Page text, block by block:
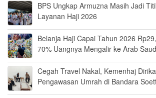
BPS Ungkap Armuzna Masih Jadi
Layanan Haji 2026
Belanja Haji Capai Tahun 2026
70% Uangnya Mengalir ke Arab
Cegah Travel Nakal, Kemenhaj
Pengawasan Umrah di Bandara